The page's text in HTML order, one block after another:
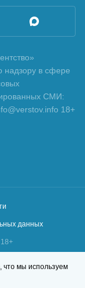
надзору в сфере
СМИ:
18+
данных
18+
что мы используем